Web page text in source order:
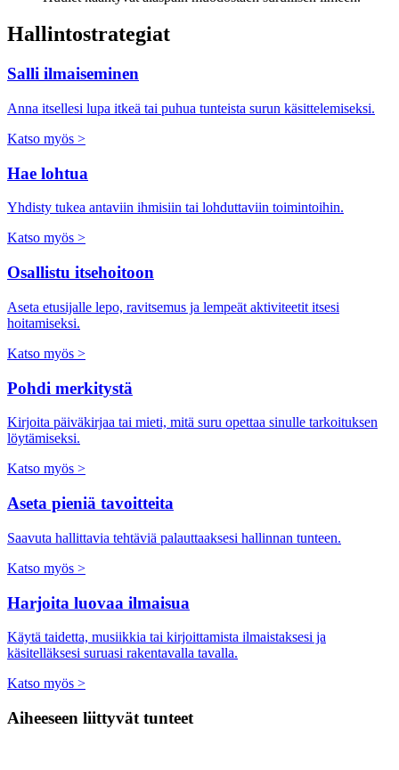
Hallintostrategiat
Salli ilmaiseminen
Anna itsellesi lupa itkeä tai puhua tunteista surun käsittelemiseksi.
Katso myös >
Hae lohtua
Yhdisty tukea antaviin ihmisiin tai lohduttaviin toimintoihin.
Katso myös >
Osallistu itsehoitoon
Aseta etusijalle lepo, ravitsemus ja lempeät aktiviteetit itsesi
hoitamiseksi.
Katso myös >
Pohdi merkitystä
Kirjoita päiväkirjaa tai mieti, mitä suru opettaa sinulle tarkoituksen
löytämiseksi.
Katso myös >
Aseta pieniä tavoitteita
Saavuta hallittavia tehtäviä palauttaaksesi hallinnan tunteen.
Katso myös >
Harjoita luovaa ilmaisua
Käytä taidetta, musiikkia tai kirjoittamista ilmaistaksesi ja
käsitelläksesi suruasi rakentavalla tavalla.
Katso myös >
Aiheeseen liittyvät tunteet